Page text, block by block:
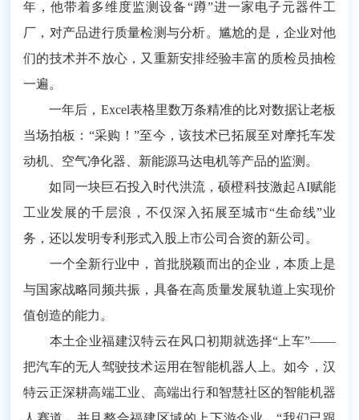
年，他带着多维度监测设备“蹲”进一家电子元器件工
厂，对产品进行质量检测与分析。尴尬的是，企业对他
们的技术并不放心，又重新安排经验丰富的质检员抽检
一遍。
一年后，Excel表格里数万条精准的比对数据让老板
当场拍板：“采购！”至今，该技术已拓展至对摩托车发
动机、空气净化器、新能源马达电机等产品的监测。
如同一块巨石投入时代洪流，硕橙科技激起AI赋能
工业发展的千层浪，不仅深入拓展至城市“生命线”业
务，还以发明专利形式入股上市公司合资的新公司。
一个全新行业中，首批脱颖而出的企业，本质上是
与国家战略同频共振，具备在高质量发展轨道上实现价
值创造的能力。
本土企业福建汉特云在风口初期就选择“上车”——
把汽车的无人驾驶技术运用在智能机器人上。如今，汉
特云正深耕高端工业、高端出行和智慧社区的智能机器